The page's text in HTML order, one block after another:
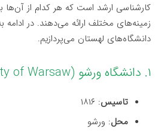
کارشناسی ارشد است که هر کدام از آن‌ها
زمینه‌های مختلف ارائه می‌دهند. در ادامه
دانشگاه‌های لهستان می‌پردازیم.
۱. دانشگاه ورشو (University of Warsaw)
تاسیس: ۱۸۱۶
محل: ورشو